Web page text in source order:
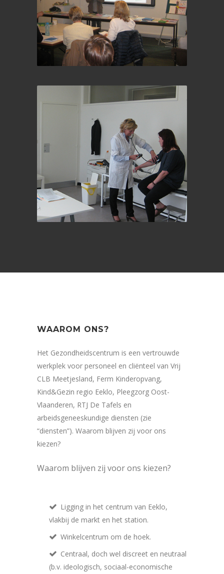
WAAROM ONS?
Het Gezondheidscentrum is een vertrouwde
werkplek voor personeel en cliënteel van Vrij
CLB Meetjesland, Ferm Kinderopvang,
Kind&Gezin regio Eeklo, Pleegzorg Oost-
Vlaanderen, RTJ De Tafels en
arbeidsgeneeskundige diensten (zie
“diensten”). Waarom blijven zij voor ons
kiezen?
Waarom blijven zij voor ons kiezen?
Ligging in het centrum van Eeklo,
vlakbij de markt en het station.
Winkelcentrum om de hoek.
Centraal, doch wel discreet en neutraal
(b.v. ideologisch, sociaal-economische